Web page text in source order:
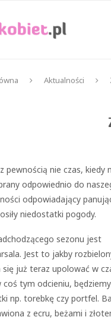
Aktualności
pewnością nie czas, kiedy
odpowiednio do
odpowiadający
niedostatki pogody.
sezonu jest
Jest to jakby
się już teraz upolować w
coś tym odcieniu,
np. torebkę czy portfel.
z ecru, beżami i